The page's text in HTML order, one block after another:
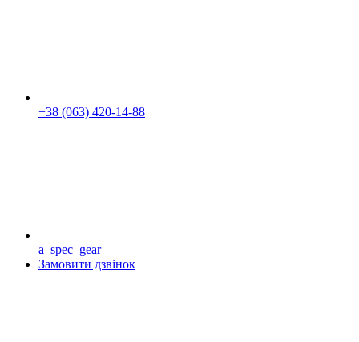
+38 (063) 420-14-88
a_spec_gear
Замовити дзвінок